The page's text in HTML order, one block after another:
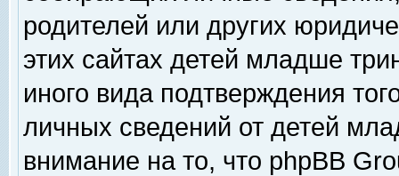
родителей или других
этих сайтах детей младше
иного вида подтверждения
личных сведений от детей
внимание на то, что phpBB